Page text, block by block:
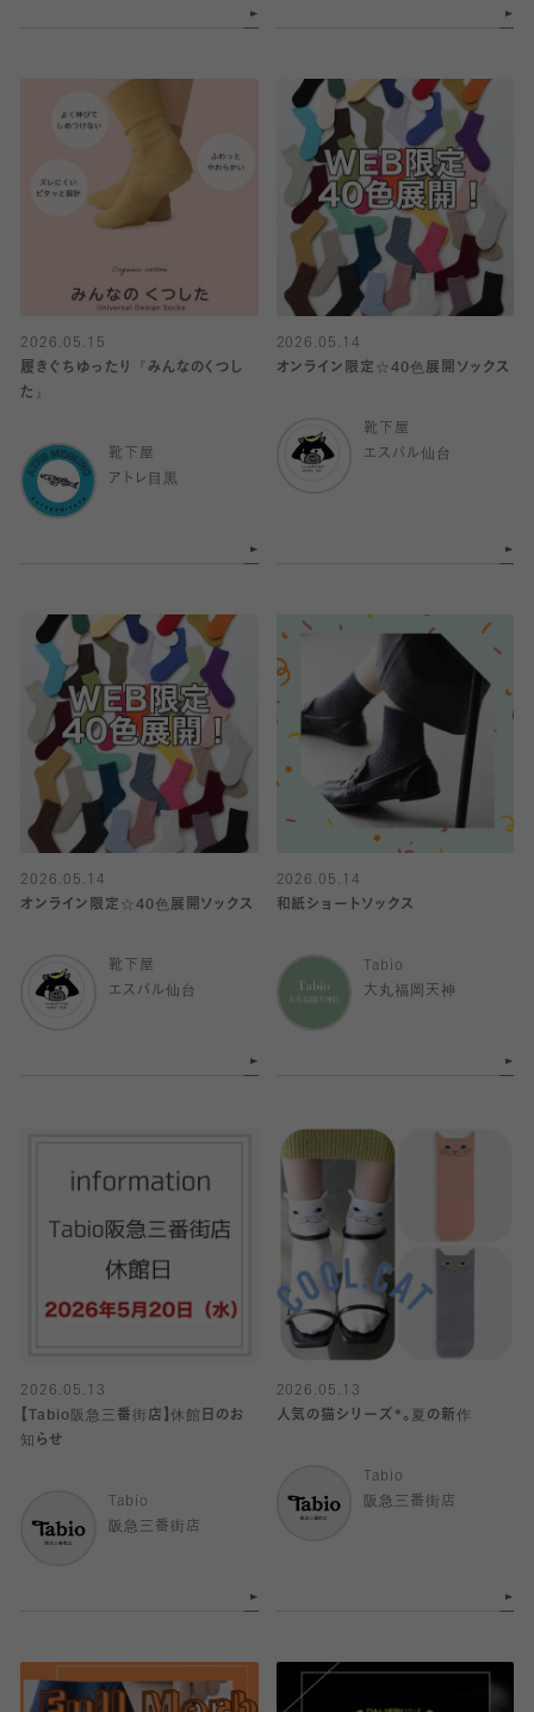
2026.05.15
履きぐちゆったり『みんなのくつし
た』
靴下屋
アトレ目黒
2026.05.14
オンライン限定☆40色展開ソックス
靴下屋
エスパル仙台
2026.05.14
オンライン限定☆40色展開ソックス
靴下屋
エスパル仙台
2026.05.14
和紙ショートソックス
Tabio
大丸福岡天神
2026.05.13
【Tabio阪急三番街店】休館日のお
知らせ
Tabio
阪急三番街店
2026.05.13
人気の猫シリーズ*。夏の新作
Tabio
阪急三番街店